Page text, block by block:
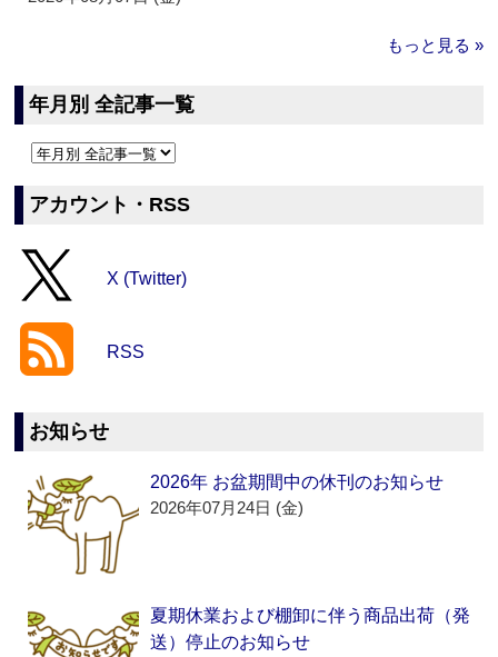
もっと見る »
年月別 全記事一覧
アカウント・RSS
X (Twitter)
RSS
お知らせ
2026年 お盆期間中の休刊のお知らせ
2026年07月24日 (金)
夏期休業および棚卸に伴う商品出荷（発
送）停止のお知らせ